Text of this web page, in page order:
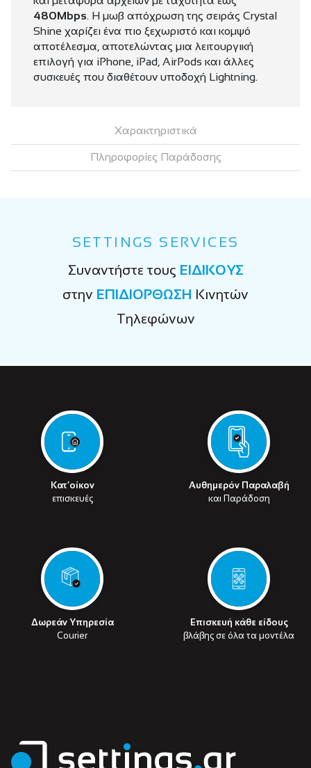
480Mbps. Η μωβ απόχρωση της σειράς Crystal
Shine χαρίζει ένα πιο ξεχωριστό και κομψό
αποτέλεσμα, αποτελώντας μια λειτουργική
επιλογή για iPhone, iPad, AirPods και άλλες
συσκευές που διαθέτουν υποδοχή Lightning.
Χαρακτηριστικά
Πληροφορίες Παράδοσης
SETTINGS SERVICES
Συναντήστε τους ΕΙΔΙΚΟΥΣ
στην ΕΠΙΔΙΟΡΘΩΣΗ Κινητών
Τηλεφώνων
Κατ’οίκον
επισκευές
Αυθημερόν Παραλαβή
και Παράδοση
Δωρεάν Υπηρεσία
Courier
Επισκευή κάθε είδους
βλάβης σε όλα τα μοντέλα